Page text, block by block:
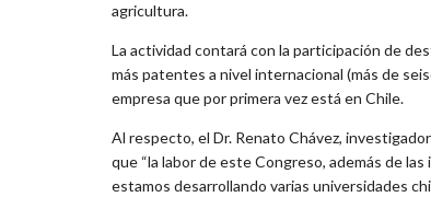
agricultura.
La actividad contará con la participación de
más patentes a nivel internacional (más de
empresa que por primera vez está en Chile.
Al respecto, el Dr. Renato Chávez,
que “la labor de este Congreso, además de
estamos desarrollando varias universidades